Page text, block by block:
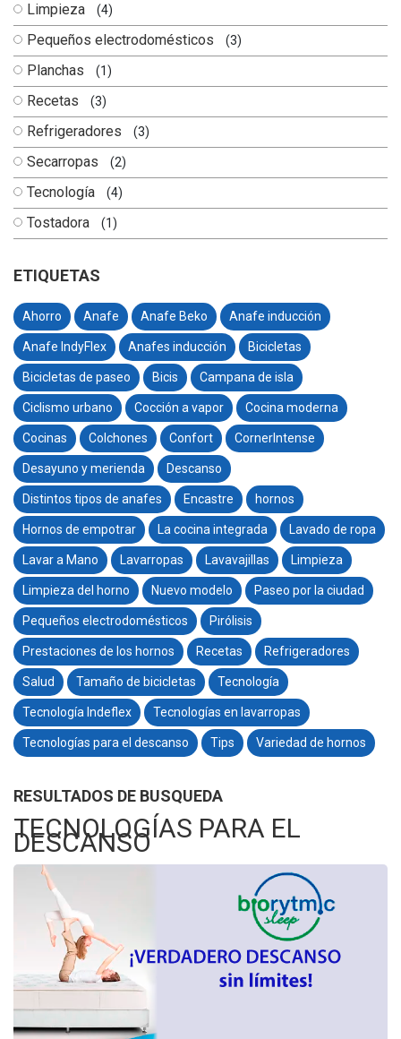
Limpieza (4)
Pequeños electrodomésticos (3)
Planchas (1)
Recetas (3)
Refrigeradores (3)
Secarropas (2)
Tecnología (4)
Tostadora (1)
ETIQUETAS
Ahorro Anafe Anafe Beko Anafe inducción
Anafe IndyFlex Anafes inducción Bicicletas
Bicicletas de paseo Bicis Campana de isla
Ciclismo urbano Cocción a vapor Cocina moderna
Cocinas Colchones Confort CornerIntense
Desayuno y merienda Descanso
Distintos tipos de anafes Encastre hornos
Hornos de empotrar La cocina integrada Lavado de ropa
Lavar a Mano Lavarropas Lavavajillas Limpieza
Limpieza del horno Nuevo modelo Paseo por la ciudad
Pequeños electrodomésticos Pirólisis
Prestaciones de los hornos Recetas Refrigeradores
Salud Tamaño de bicicletas Tecnología
Tecnología Indeflex Tecnologías en lavarropas
Tecnologías para el descanso Tips Variedad de hornos
RESULTADOS DE BUSQUEDA
TECNOLOGÍAS PARA EL
DESCANSO